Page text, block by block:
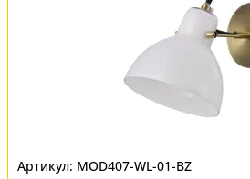
MOD407-WL-01-BZ